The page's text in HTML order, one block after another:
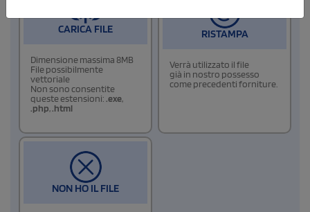
CARICA FILE
Dimensione massima 8MB
File possibilmente
vettoriale
Non sono consentite
queste estensioni: .exe,
.php,.html
RISTAMPA
Verrà utilizzato il file
già in nostro possesso
come precedenti forniture.
NON HO IL FILE